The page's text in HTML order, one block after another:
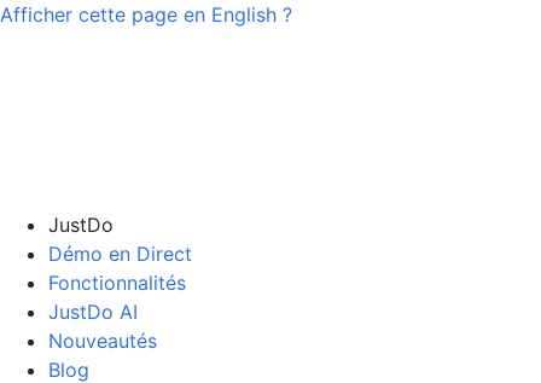
Afficher cette page en English ?
JustDo
Démo en Direct
Fonctionnalités
JustDo AI
Nouveautés
Blog